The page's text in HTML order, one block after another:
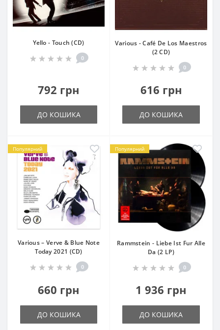
Yello - Touch (CD)
0
792 грн
ДО КОШИКА
Various - Café De Los Maestros
(2 CD)
0
616 грн
ДО КОШИКА
Популярний
Various – Verve & Blue Note
Today 2021 (CD)
0
660 грн
ДО КОШИКА
Популярний
Rammstein - Liebe Ist Fur Alle
Da (2 LP)
0
1 936 грн
ДО КОШИКА